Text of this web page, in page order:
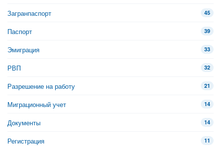
Загранпаспорт 45
Паспорт 39
Эмиграция 33
РВП 32
Разрешение на работу 21
Миграционный учет 14
Документы 14
Регистрация 11